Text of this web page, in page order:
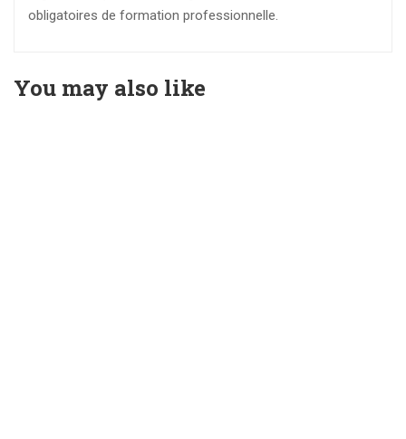
obligatoires de formation professionnelle.
You may also like